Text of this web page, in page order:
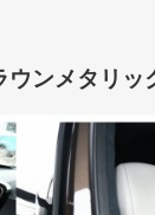
ウンメタリッ